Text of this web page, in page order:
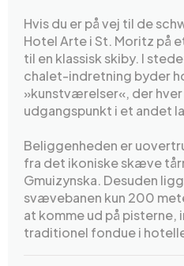
Hvis du er på vej til de
Hotel Arte i St. Moritz på
til en klassisk skiby. I
chalet-indretning byder
»kunstværelser«, der
udgangspunkt i et andet
Beliggenheden er
fra det ikoniske skæve
Gmuizynska. Desuden
svævebanen kun 200
at komme ud på pisterne,
traditionel fondue i